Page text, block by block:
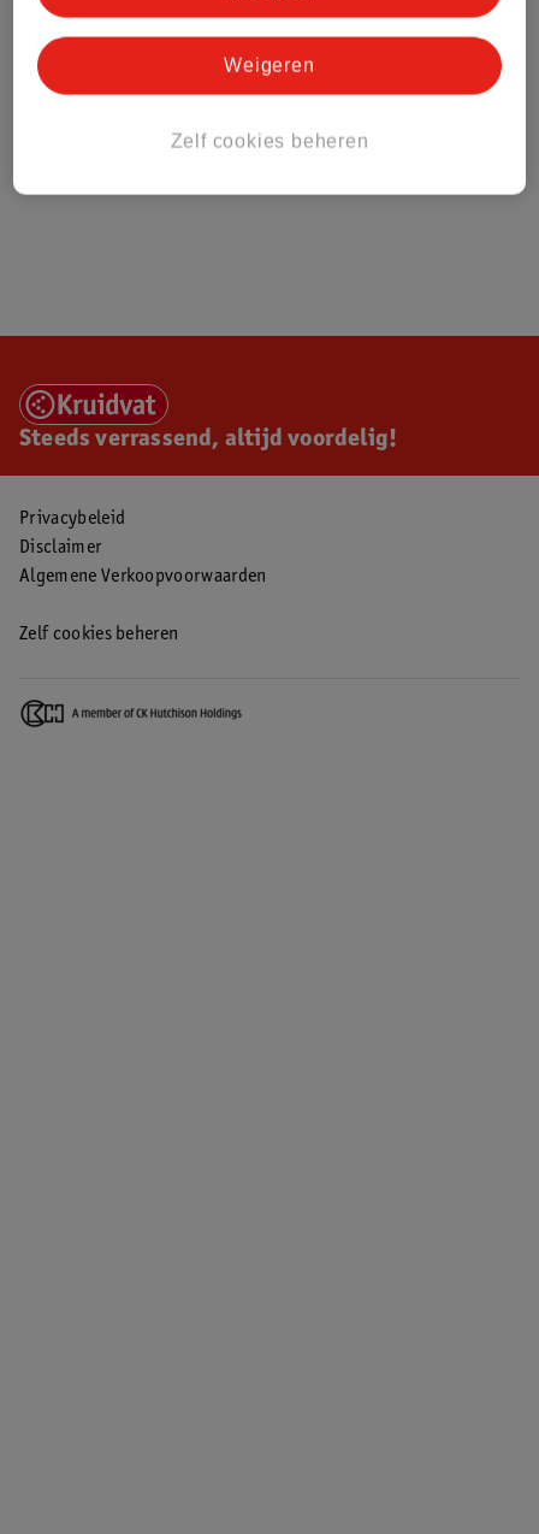
Steeds verrassend, altijd voordelig!
Privacybeleid
Disclaimer
Algemene Verkoopvoorwaarden
Zelf cookies beheren
Zelf cookies beheren
Weigeren